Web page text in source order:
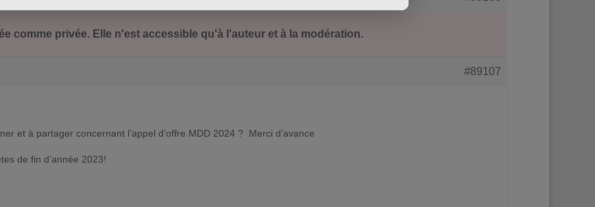
comme privée. Elle n'est accessible qu'à l'auteur et à la modération.
#89107
et à partager concernant l’appel d’offre MDD 2024 ? Merci d’avance
de fin d’année 2023!